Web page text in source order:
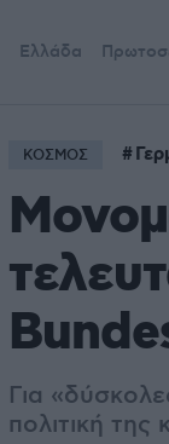
Ελλάδα
ΚΟΣΜΟΣ
Για
πολιτική